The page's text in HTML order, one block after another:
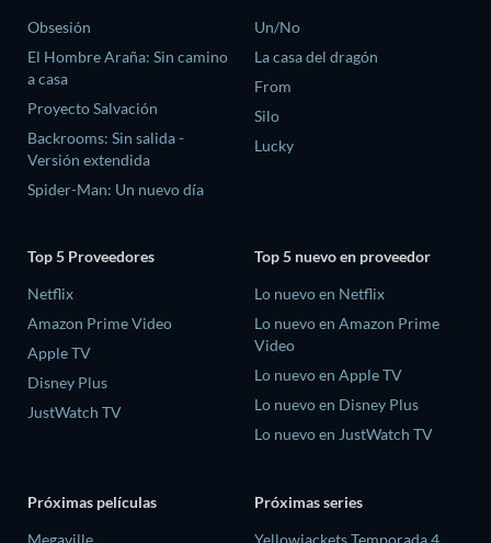
Obsesión
El Hombre Araña: Sin camino
a casa
Proyecto Salvación
Backrooms: Sin salida -
Versión extendida
Spider-Man: Un nuevo día
Un/No
La casa del dragón
From
Silo
Lucky
Top 5 Proveedores
Netflix
Amazon Prime Video
Apple TV
Disney Plus
JustWatch TV
Top 5 nuevo en proveedor
Lo nuevo en Netflix
Lo nuevo en Amazon Prime
Video
Lo nuevo en Apple TV
Lo nuevo en Disney Plus
Lo nuevo en JustWatch TV
Próximas películas
Megaville
Próximas series
Yellowjackets Temporada 4